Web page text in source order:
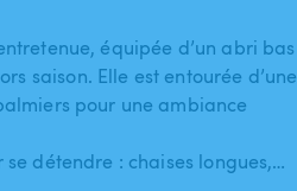
équipée d’un abri bas
saison. Elle est entourée d’une
pour une ambiance
détendre : chaises longues​,​…